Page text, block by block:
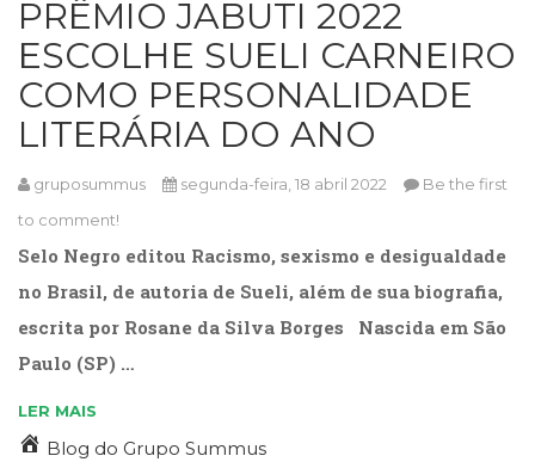
Cinema
(23)
Comportamento
(418)
Comunicação
Corpo
(226)
Crescimento
(222)
Criatividade
Culinária,
Alimentação
PRÊMIO JABUTI 2022
ESCOLHE SUELI CARNEIRO
COMO PERSONALIDADE
LITERÁRIA DO ANO
gruposummus segunda-feira, 18 abril 2022
Be the first
to comment!
Selo Negro editou Racismo, sexismo e desigualdade
no Brasil, de autoria de Sueli, além de sua biografia,
escrita por Rosane da Silva Borges Nascida em São
Paulo (SP) …
LER MAIS
Blog do Grupo Summus